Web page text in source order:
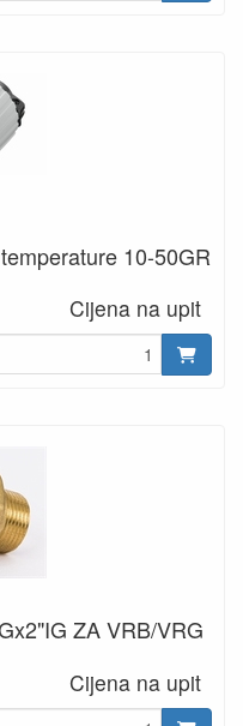
10-50GR
Cijena na upit
ZA VRB/VRG
Cijena na upit